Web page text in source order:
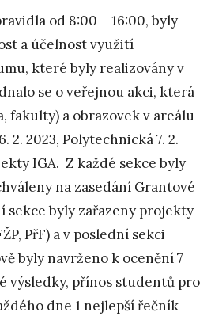
od 8:00 – 16:00, byly
a účelnost využití
které byly realizovány v
se o veřejnou akci, která
fakulty) a obrazovek v areálu
2023, Polytechnická 7. 2.
IGA. Z každé sekce byly
na zasedání Grantové
sekce byly zařazeny projekty
PřF) a v poslední sekci
byly navrženo k ocenění 7
výsledky, přínos studentů pro
dne 1 nejlepší řečník